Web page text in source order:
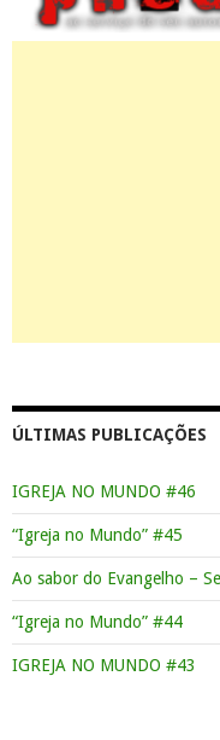
ÚLTIMAS PUBLICAÇÕES
IGREJA NO MUNDO #46
“Igreja no Mundo” #45
Ao sabor do Evangelho –
“Igreja no Mundo” #44
IGREJA NO MUNDO #43